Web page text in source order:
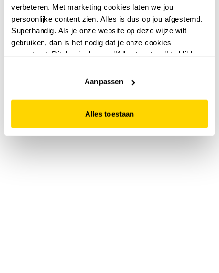
verbeteren. Met marketing cookies laten we jou
persoonlijke content zien. Alles is dus op jou afgestemd.
Superhandig. Als je onze website op deze wijze wilt
gebruiken, dan is het nodig dat je onze cookies
accepteert. Dit doe je door op "Alles toestaan" te klikken.
website niet optimaal functioneert.
Aanpassen
Alles toestaan